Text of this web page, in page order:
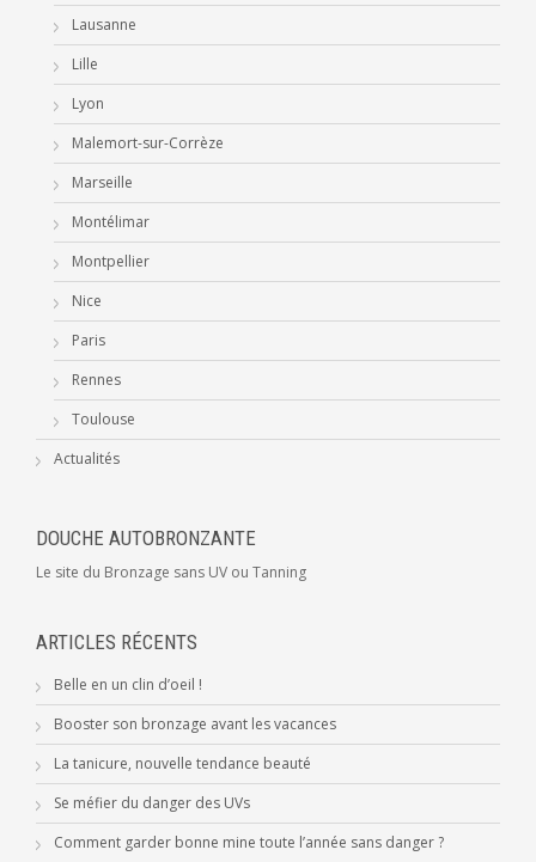
Lausanne
Lille
Lyon
Malemort-sur-Corrèze
Marseille
Montélimar
Montpellier
Nice
Paris
Rennes
Toulouse
Actualités
DOUCHE AUTOBRONZANTE
Le site du Bronzage sans UV ou Tanning
ARTICLES RÉCENTS
Belle en un clin d’oeil !
Booster son bronzage avant les vacances
La tanicure, nouvelle tendance beauté
Se méfier du danger des UVs
Comment garder bonne mine toute l’année sans danger ?